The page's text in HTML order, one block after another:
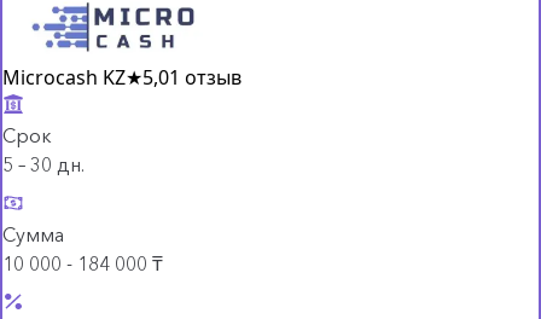
Microcash KZ★5,01 отзыв
Срок
5 – 30 дн.
Сумма
10 000 - 184 000 ₸